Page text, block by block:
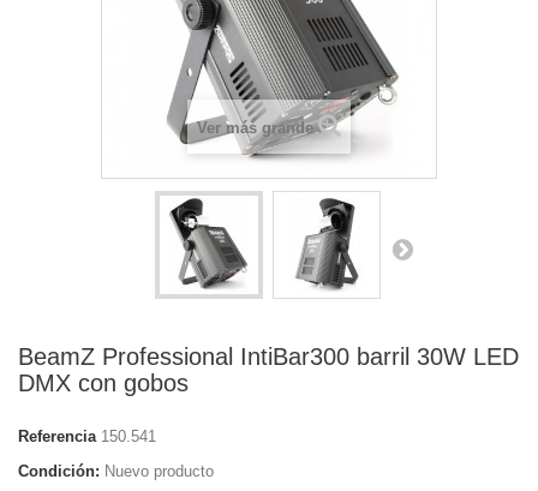
Ver más grande
BeamZ Professional IntiBar300 barril 30W LED
DMX con gobos
Referencia 150.541
Condición: Nuevo producto